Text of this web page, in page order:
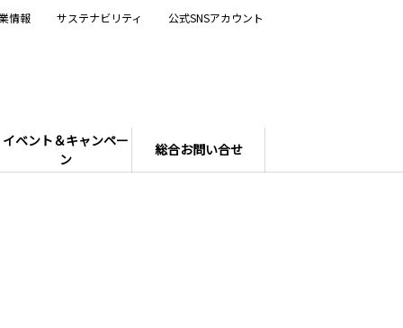
イベント＆キャンペー
ン
総合お問い合せ
情報 サステナビリティ 公式SNSアカウント